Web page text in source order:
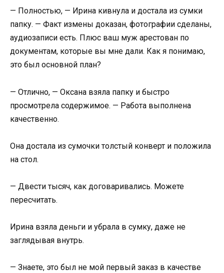
— Полностью, — Ирина кивнула и достала из сумки
папку. — Факт измены доказан, фотографии сделаны,
аудиозаписи есть. Плюс ваш муж арестован по
документам, которые вы мне дали. Как я понимаю,
это был основной план?
— Отлично, — Оксана взяла папку и быстро
просмотрела содержимое. — Работа выполнена
качественно.
Она достала из сумочки толстый конверт и положила
на стол.
— Двести тысяч, как договаривались. Можете
пересчитать.
Ирина взяла деньги и убрала в сумку, даже не
заглядывая внутрь.
— Знаете, это был не мой первый заказ в качестве